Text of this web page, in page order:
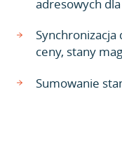
adresowych
ceny, stany
Sumowanie